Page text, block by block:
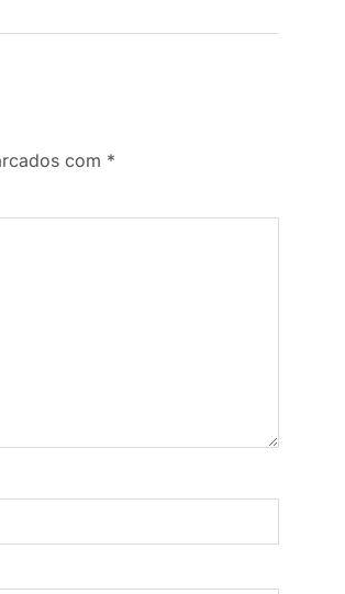
com *